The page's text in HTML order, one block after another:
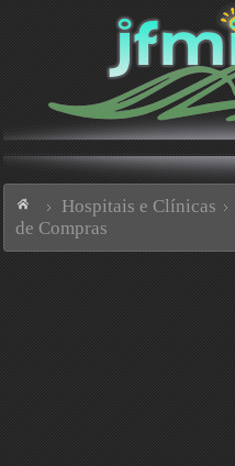
Hospitais e Clínicas
de Compras